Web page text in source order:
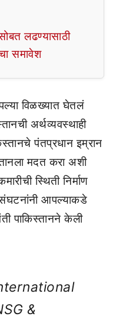
लढण्यासाठी
समावेश
विळख्यात घेतलं
अर्थव्यवस्थाही
पंतप्रधान इम्रान
मदत करा अशी
स्थिती निर्माण
आपल्याकडे
पाकिस्तानने केली
&